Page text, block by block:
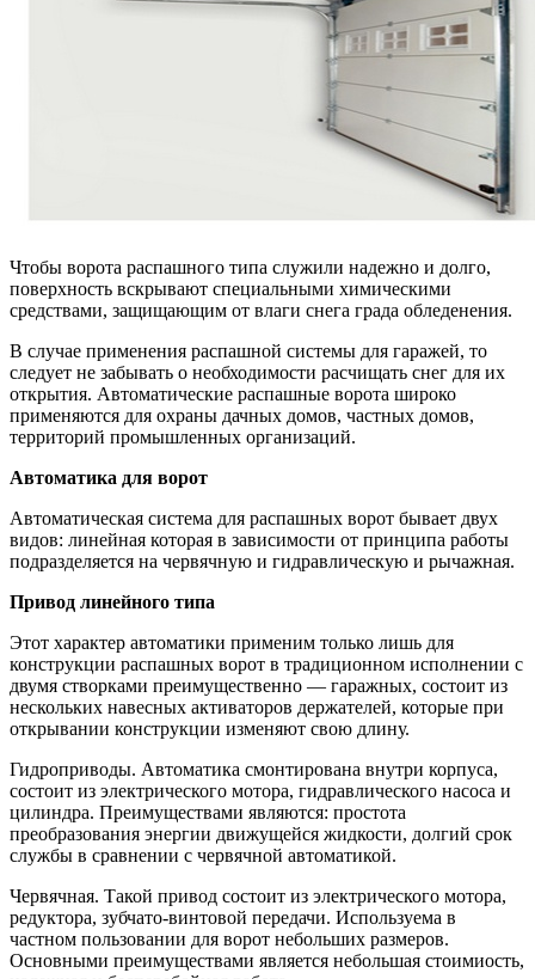
Чтобы ворота распашного типа служили надежно и долго,
поверхность вскрывают специальными химическими
средствами, защищающим от влаги снега града обледенения.
В случае применения распашной системы для гаражей, то
следует не забывать о необходимости расчищать снег для их
открытия. Автоматические распашные ворота широко
применяются для охраны дачных домов, частных домов,
территорий промышленных организаций.
Автоматика для ворот
Автоматическая система для распашных ворот бывает двух
видов: линейная которая в зависимости от принципа работы
подразделяется на червячную и гидравлическую и рычажная.
Привод линейного типа
Этот характер автоматики применим только лишь для
конструкции распашных ворот в традиционном исполнении с
двумя створками преимущественно — гаражных, состоит из
нескольких навесных активаторов держателей, которые при
открывании конструкции изменяют свою длину.
Гидроприводы. Автоматика смонтирована внутри корпуса,
состоит из электрического мотора, гидравлического насоса и
цилиндра. Преимуществами являются: простота
преобразования энергии движущейся жидкости, долгий срок
службы в сравнении с червячной автоматикой.
Червячная. Такой привод состоит из электрического мотора,
редуктора, зубчато-винтовой передачи. Используема в
частном пользовании для ворот небольших размеров.
Основными преимуществами является небольшая стоимиость,